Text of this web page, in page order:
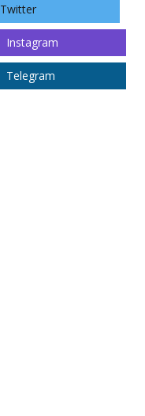
Twitter
Instagram
Telegram